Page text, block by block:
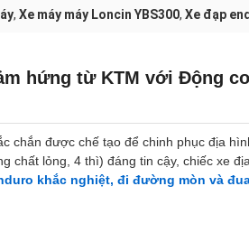
, Xe máy máy Loncin YBS300, Xe đạp
hứng từ KTM với Động
chắn được chế tạo để chinh phục địa
chất lỏng, 4 thì) đáng tin cậy, chiếc xe
khắc nghiệt, đi đường mòn và